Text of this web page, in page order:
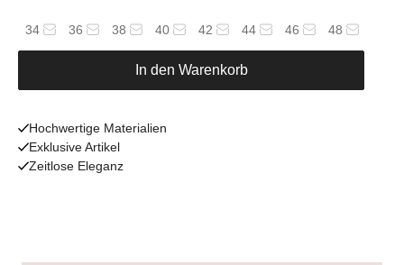
34 36 38 40 42 44 46 48
In den Warenkorb
Hochwertige Materialien
Exklusive Artikel
Zeitlose Eleganz